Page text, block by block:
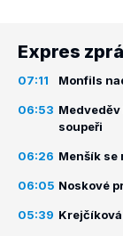
Expres
07:11 Monfils
06:53
soupeři
06:26 Menšík se
06:05 Noskové
05:39